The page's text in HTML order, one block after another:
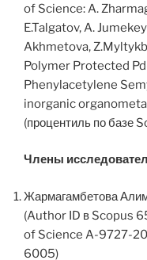
of Science: A.
E.Talgatov, A.
Akhmetova,
Polymer Protected
Phenylacetylene
inorganic
(процентиль по базе
Члены
Жармагамбетова
(Author ID в Scopus
of Science A-9727-
6005)